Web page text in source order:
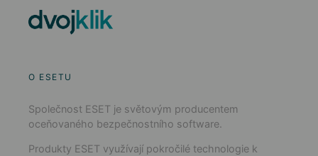
O ESETU
Společnost ESET je světovým producentem
oceňovaného bezpečnostního software.
Produkty ESET využívají pokročilé technologie k